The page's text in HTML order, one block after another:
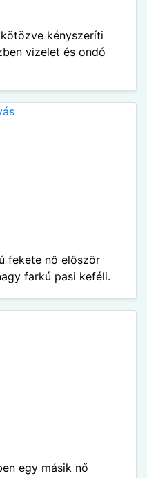
kényszeríti
vizelet és ondó
fekete nő először
farkú pasi keféli.
egy másik nő